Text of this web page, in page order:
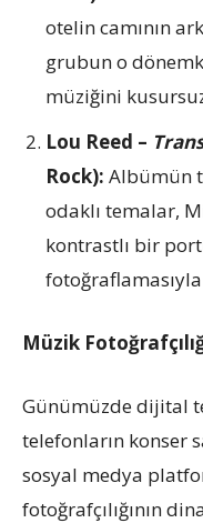
otelin camının
grubun o
müziğini
Lou Reed –
Rock): Albümün
odaklı temalar,
kontrastlı bir
Müzik
Günümüzde dijital
telefonların konser
sosyal medya
fotoğrafçılığının